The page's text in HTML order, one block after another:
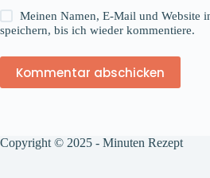
Meinen Namen, E-Mail und Website
speichern, bis ich wieder kommentiere.
Kommentar abschicken
Copyright © 2025 - Minuten Rezept